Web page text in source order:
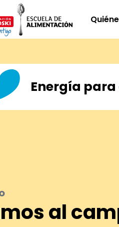
Energía
al